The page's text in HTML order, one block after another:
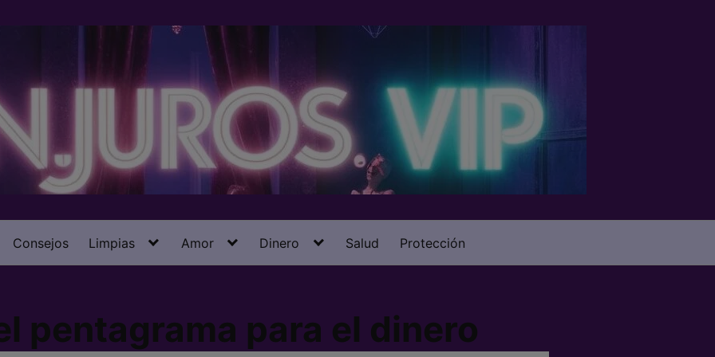
Consejos Limpias Amor Dinero Salud Protección
pentagrama para el dinero